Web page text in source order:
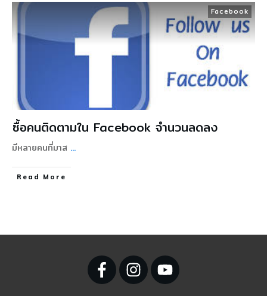
Facebook
ซื้อคนติดตามใน Facebook จำนวนลดลง
มีหลายคนที่มาส ...
Read More